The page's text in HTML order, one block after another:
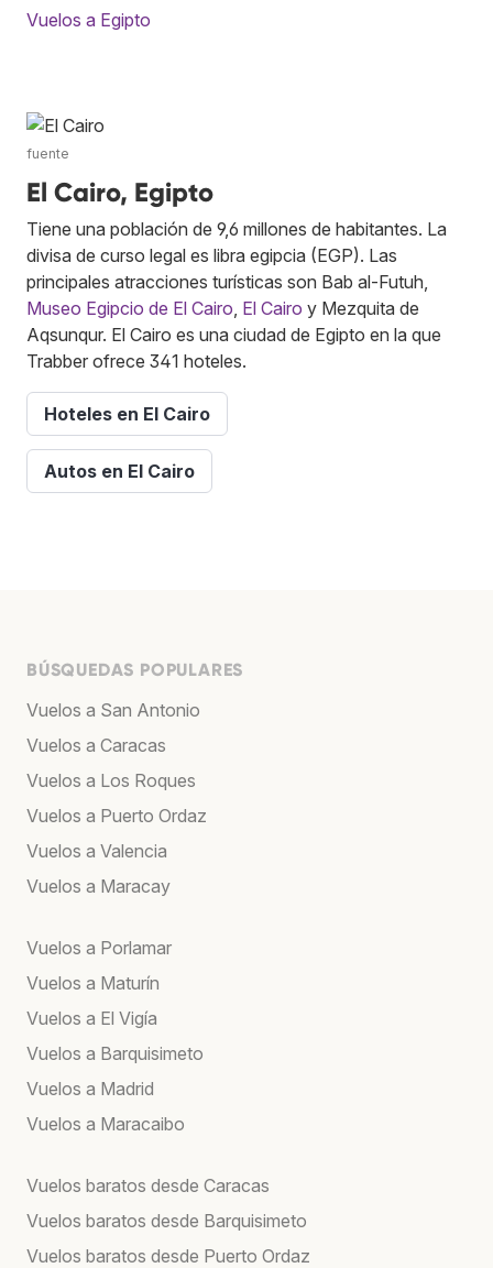
Vuelos a Egipto
fuente
El Cairo, Egipto
Tiene una población de 9,6 millones de habitantes. La
divisa de curso legal es libra egipcia (EGP). Las
principales atracciones turísticas son Bab al-Futuh,
Museo Egipcio de El Cairo El Cairo y Mezquita de
Aqsunqur. El Cairo es una ciudad de Egipto en la que
Trabber ofrece 341 hoteles.
Hoteles en El Cairo
Autos en El Cairo
BÚSQUEDAS POPULARES
Vuelos a San Antonio
Vuelos a Caracas
Vuelos a Los Roques
Vuelos a Puerto Ordaz
Vuelos a Valencia
Vuelos a Maracay
Vuelos a Porlamar
Vuelos a Maturín
Vuelos a El Vigía
Vuelos a Barquisimeto
Vuelos a Madrid
Vuelos a Maracaibo
Vuelos baratos desde Caracas
Vuelos baratos desde Barquisimeto
Vuelos baratos desde Puerto Ordaz